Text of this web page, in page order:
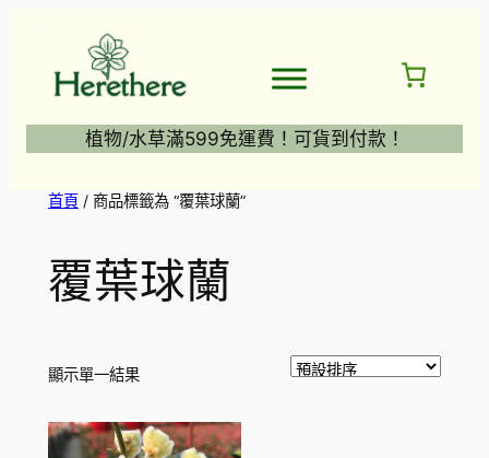
植物/水草滿599免運費！可貨到付款！
首頁/ 商品標籤為 “覆葉球蘭”
覆葉球蘭
顯示單一結果